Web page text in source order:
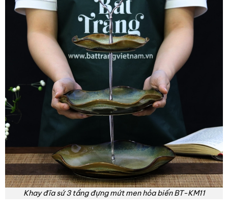
Khay đĩa sứ 3 tầng đựng mứt men hỏa biến BT-KM11